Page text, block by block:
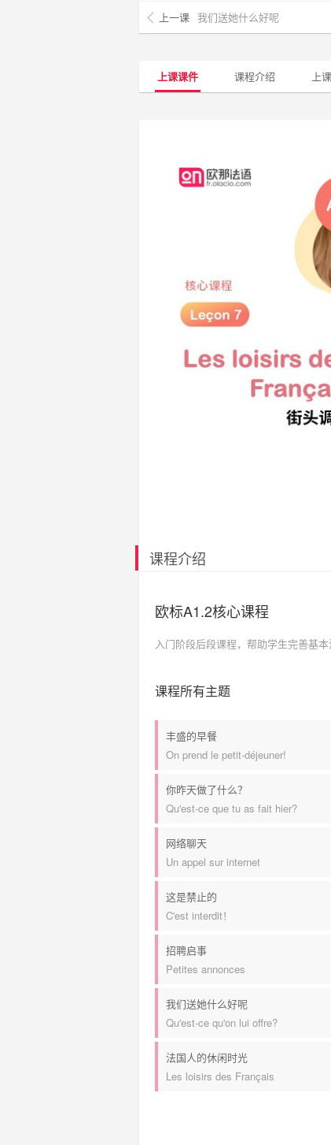
上一课 我们送她什么好呢
上课课件 课程介绍 上
课程介绍
欧标A1.2核心课程
入门阶段后段课程，帮助学生完善基本
课程所有主题
丰盛的早餐
On prend le petit-déjeuner!
你昨天做了什么？
Qu'est-ce que tu as fait hier?
网络聊天
Un appel sur internet
这是禁止的
C'est interdit！
招聘启事
Petites annonces
我们送她什么好呢
Qu'est-ce qu'on lui offre?
法国人的休闲时光
Les loisirs des Français